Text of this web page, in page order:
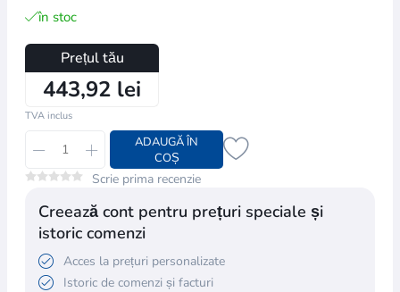
în stoc
Prețul tău
443,92 lei
TVA inclus
ADAUGĂ ÎN
COȘ
Scrie prima recenzie
Creează cont pentru prețuri speciale și
istoric comenzi
Acces la prețuri personalizate
Istoric de comenzi și facturi